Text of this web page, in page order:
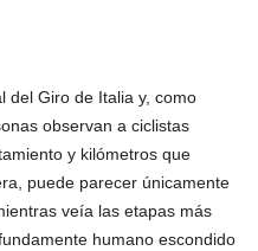
del Giro de Italia y, como
observan a ciclistas
y kilómetros que
puede parecer únicamente
veía las etapas más
humano escondido